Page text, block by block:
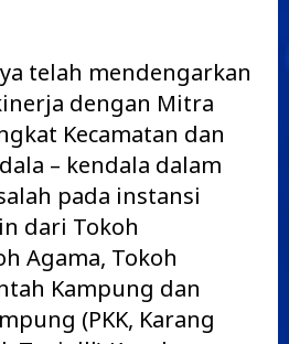
telah mendengarkan
dengan Mitra
Kecamatan dan
– kendala dalam
pada instansi
dari Tokoh
Agama, Tokoh
Kampung dan
(PKK, Karang